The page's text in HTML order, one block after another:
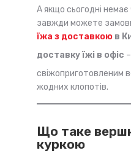
А якщо сьогодні
завжди можете
їжа з доставкою в
доставку їжі в офіс
свіжоприготовленим
жодних клопотів.
Що таке
куркою